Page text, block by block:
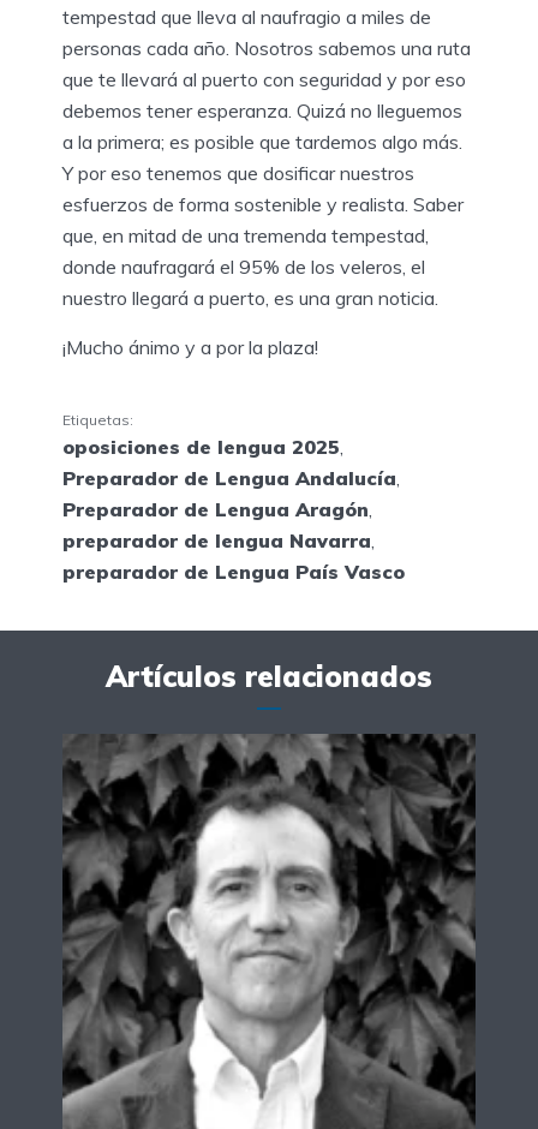
tempestad que lleva al naufragio a miles de
personas cada año. Nosotros sabemos una ruta
que te llevará al puerto con seguridad y por eso
debemos tener esperanza. Quizá no lleguemos
a la primera; es posible que tardemos algo más.
Y por eso tenemos que dosificar nuestros
esfuerzos de forma sostenible y realista. Saber
que, en mitad de una tremenda tempestad,
donde naufragará el 95% de los veleros, el
nuestro llegará a puerto, es una gran noticia.
¡Mucho ánimo y a por la plaza!
Etiquetas:
oposiciones de lengua 2025,
Preparador de Lengua Andalucía,
Preparador de Lengua Aragón,
preparador de lengua Navarra,
preparador de Lengua País Vasco
Artículos relacionados